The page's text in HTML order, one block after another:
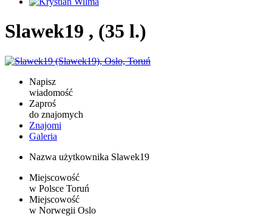
Slawek19 , (35 l.)
Napisz
wiadomość
Zaproś
do znajomych
Znajomi
Galeria
Nazwa użytkownika Slawek19
Miejscowość
w Polsce Toruń
Miejscowość
w Norwegii Oslo